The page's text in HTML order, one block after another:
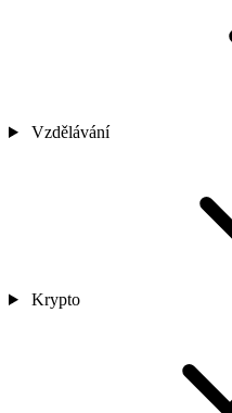
Vzdělávání
Krypto